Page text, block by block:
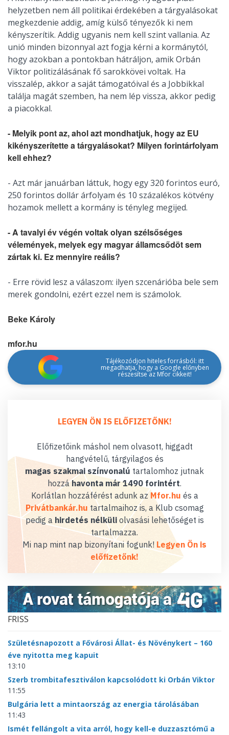
helyzetben nem áll politikai érdekében a tárgyalásokat
megkezdenie addig, amíg külső tényezők ki nem
kényszerítik. Addig ugyanis nem kell szint vallania. Az
unió minden bizonnyal azt fogja kérni a kormánytól,
hogy azokban a pontokban hátráljon, amik Orbán
Viktor politizálásának fő sarokkövei voltak. Ha
visszalép, akkor a saját támogatóival és a Jobbikkal
találja magát szemben, ha nem lép vissza, akkor pedig
a piacokkal.
- Melyik pont az, ahol azt mondhatjuk, hogy az EU
kikényszerítette a tárgyalásokat? Milyen forintárfolyam
kell ehhez?
- Azt már januárban láttuk, hogy egy 320 forintos euró,
250 forintos dollár árfolyam és 10 százalékos kötvény
hozamok mellett a kormány is tényleg megijed.
- A tavalyi év végén voltak olyan szélsőséges
vélemények, melyek egy magyar államcsődöt sem
zártak ki. Ez mennyire reális?
- Erre rövid lesz a válaszom: ilyen szcenárióba bele sem
merek gondolni, ezért ezzel nem is számolok.
Beke Károly
mfor.hu
Tájékozódjon hiteles forrásból: itt
megadhatja, hogy a Google előnyben
részesítse az Mfor cikkeit!
LEGYEN ÖN IS ELŐFIZETŐNK!
Előfizetőink máshol nem olvasott, higgadt
hangvételű, tárgyilagos és
magas szakmai színvonalú tartalomhoz jutnak
hozzáhavonta már 1490 forintért.
Korlátlan hozzáférést adunk az Mfor.hu és a
Privátbankár.hu tartalmaihoz is, a Klub csomag
pedig a hirdetés nélküliolvasási lehetőséget is
tartalmazza.
Mi nap mint nap bizonyítani fogunk! Legyen Ön is
előfizetőnk!
FRISS
Születésnapozott a Fővárosi Állat- és Növénykert – 160
éve nyitotta meg kapuit
13:10
Szerb trombitafesztiválon kapcsolódott ki Orbán Viktor
11:55
Bulgária lett a mintaország az energia tárolásában
11:43
Ismét fellángolt a vita arról, hogy kell-e duzzasztómű a